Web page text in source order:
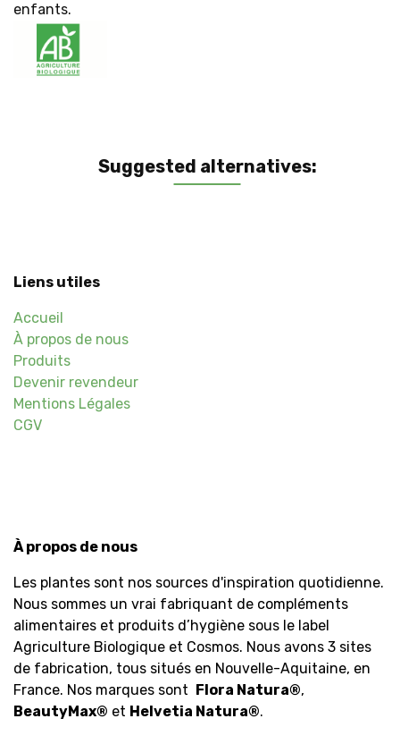
enfants.
Suggested alternatives:
Liens utiles
Accueil
À propos de nous
Produits
Devenir revendeur
Mentions Légales
CGV
À propos de nous
Les plantes sont nos sources d'inspiration quotidienne.
Nous sommes un vrai fabriquant de compléments
alimentaires et produits d’hygiène sous le label
Agriculture Biologique et Cosmos. Nous avons 3 sites
de fabrication, tous situés en Nouvelle-Aquitaine, en
France. Nos marques sont
Flora Natura®,
BeautyMax® et Helvetia Natura®.